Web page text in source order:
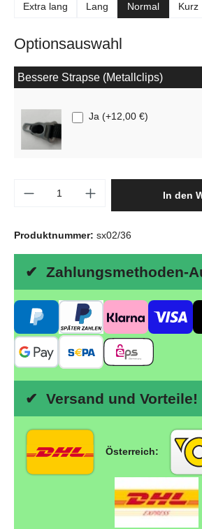
Extra lang Lang Normal Kurz
Optionsauswahl
Bessere Strapse (Metallclips)
Ja (+12,00 €)
Produkt Anzahl: Gib den
In den
Produktnummer: sx02/36
✔ Zahlungsmethoden-
✔ Versand und Vorteile!
Österreich: